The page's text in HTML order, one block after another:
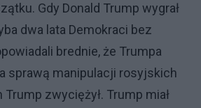
Gdy Donald Trump wygrał
dwa lata Demokraci bez
brednie, że Trumpa
sprawą manipulacji rosyjskich
zwyciężył. Trump miał